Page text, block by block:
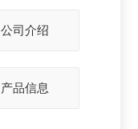
公司介绍
产品信息